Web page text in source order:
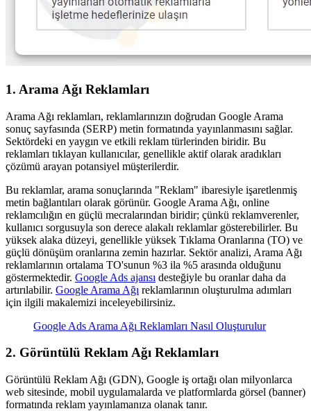
1. Arama Ağı Reklamları
Arama Ağı reklamları, reklamlarınızın doğrudan Google Arama
sonuç sayfasında (SERP) metin formatında yayınlanmasını sağlar.
Sektördeki en yaygın ve etkili reklam türlerinden biridir. Bu
reklamları tıklayan kullanıcılar, genellikle aktif olarak aradıkları
çözümü arayan potansiyel müşterilerdir.
Bu reklamlar, arama sonuçlarında "Reklam" ibaresiyle işaretlenmiş
metin bağlantıları olarak görünür. Google Arama Ağı, online
reklamcılığın en güçlü mecralarından biridir; çünkü reklamverenler,
kullanıcı sorgusuyla son derece alakalı reklamlar gösterebilirler. Bu
yüksek alaka düzeyi, genellikle yüksek Tıklama Oranlarına (TO) ve
güçlü dönüşüm oranlarına zemin hazırlar. Sektör analizi, Arama Ağı
reklamlarının ortalama TO'sunun %3 ila %5 arasında olduğunu
göstermektedir. Google Ads ajansı desteğiyle bu oranlar daha da
artırılabilir. Google Arama Ağı reklamlarının oluşturulma adımları
için ilgili makalemizi inceleyebilirsiniz.
Google Ads Arama Ağı Reklamları Nasıl Oluşturulur
2. Görüntülü Reklam Ağı Reklamları
Görüntülü Reklam Ağı (GDN), Google iş ortağı olan milyonlarca
web sitesinde, mobil uygulamalarda ve platformlarda görsel (banner)
formatında reklam yayınlamanıza olanak tanır.